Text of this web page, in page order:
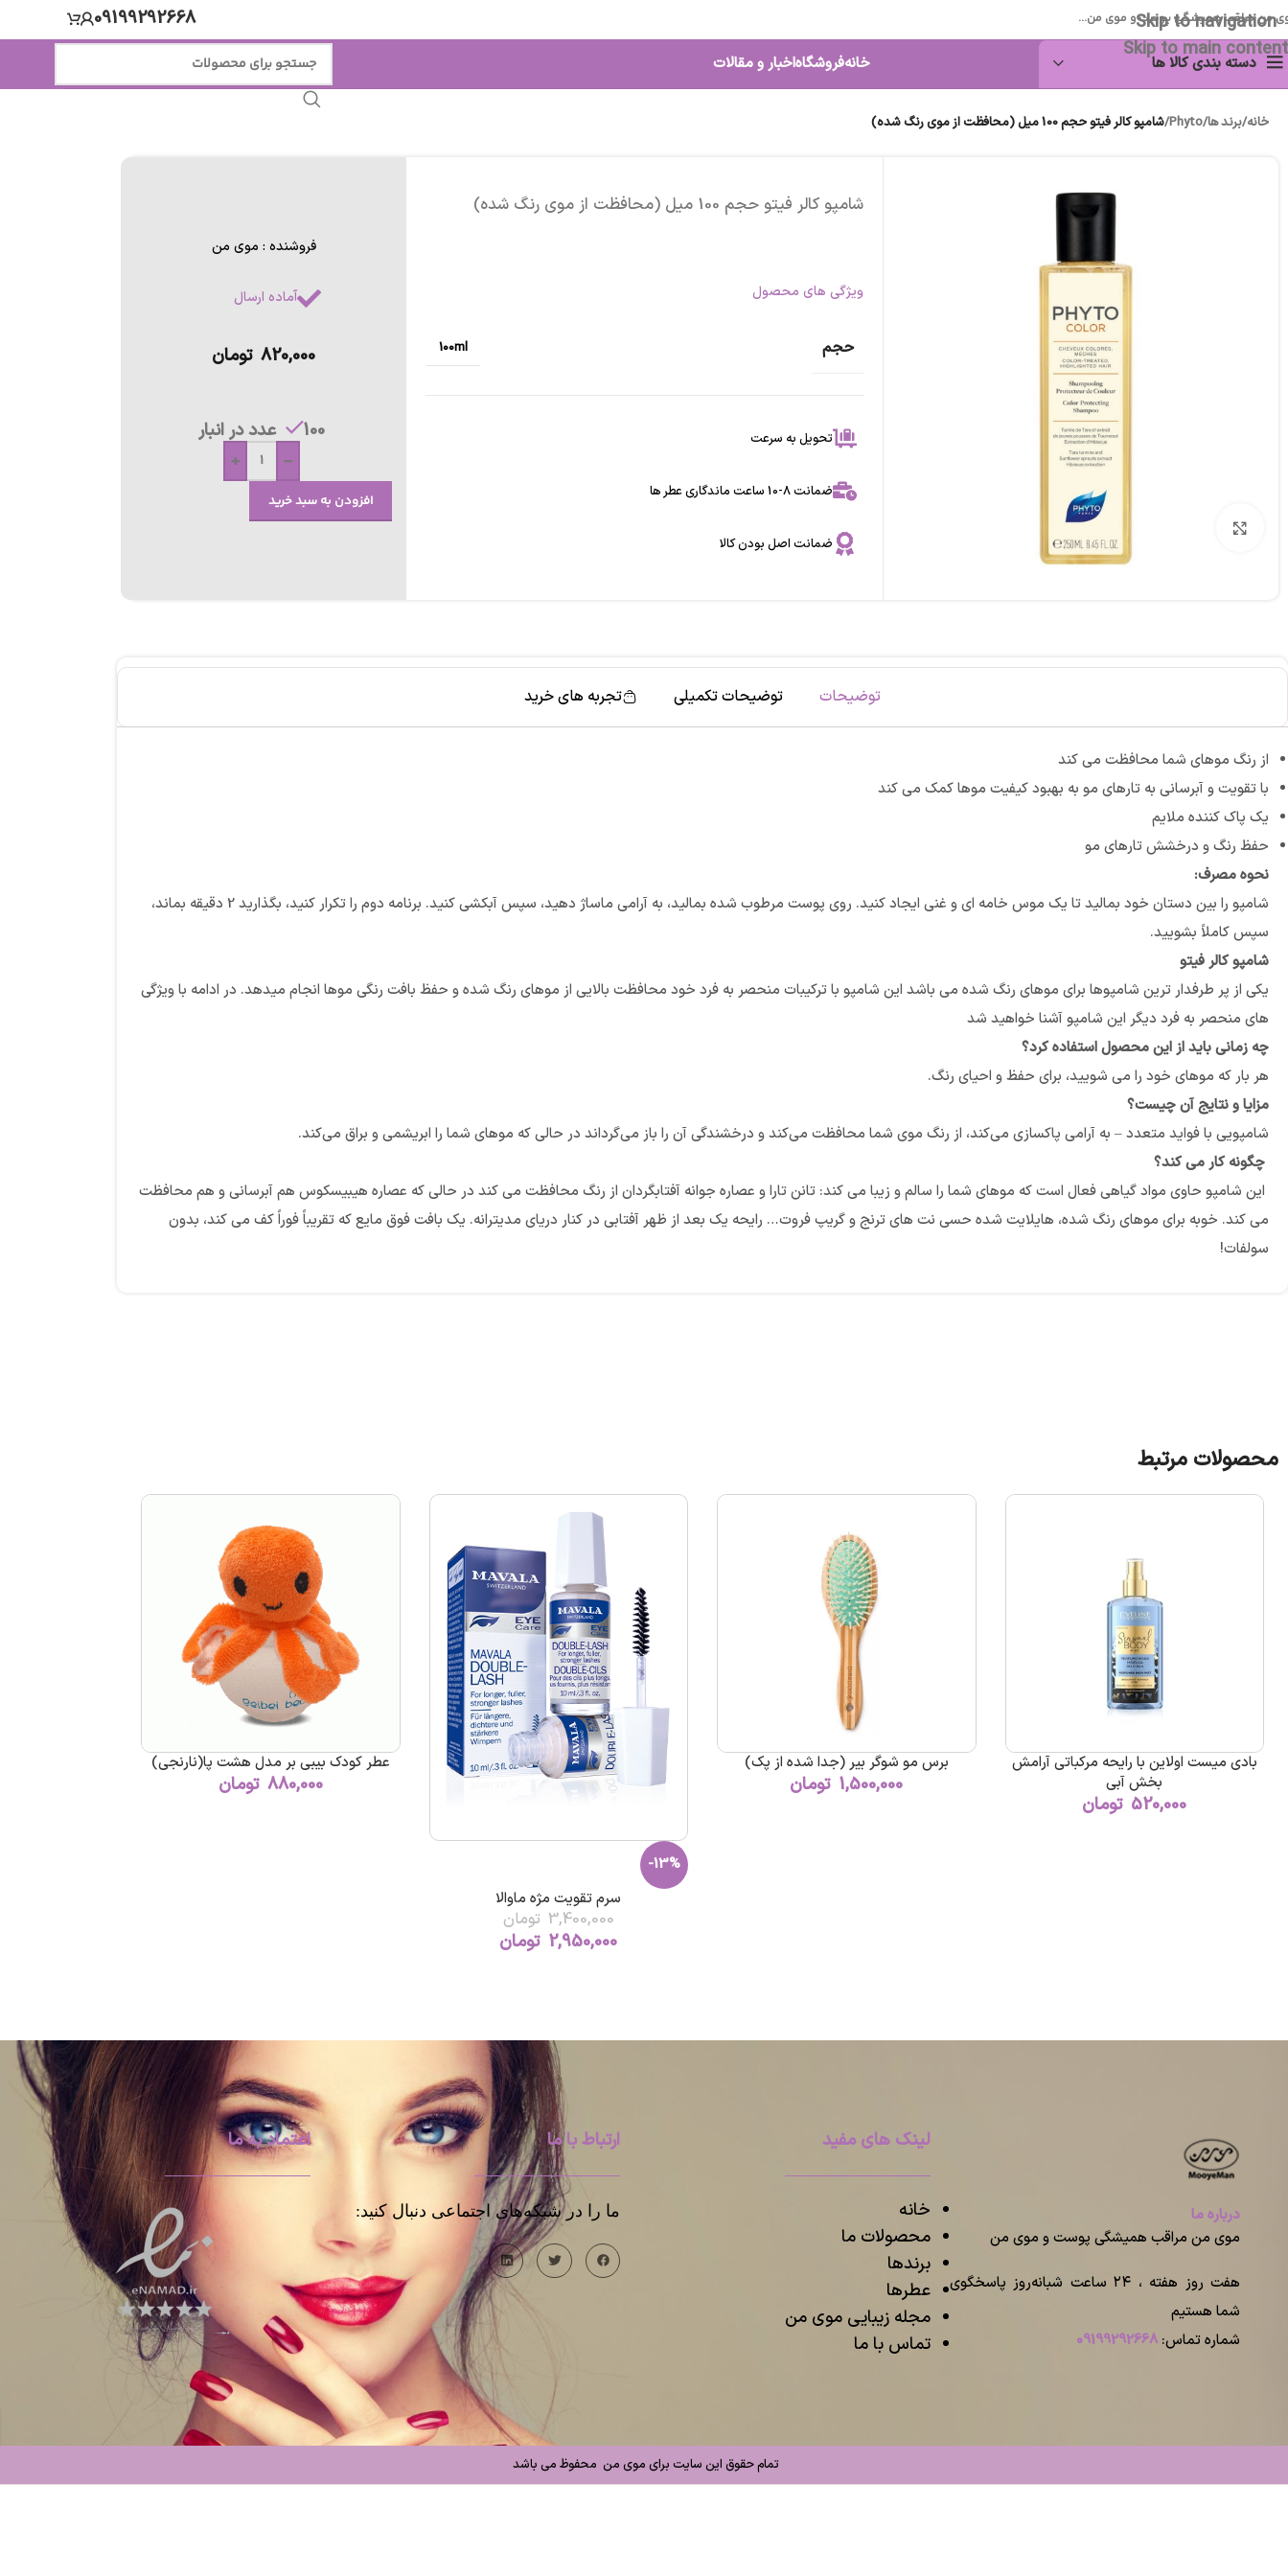
Skip to navigation
Skip to main content
من مراقب همیشگی پوست و موی من... 09199292668
دسته بندی کالا ها خانهفروشگاهاخبار و مقالات
خانه/برند ها/
Phyto
/شامپو کالر فیتو حجم 100 میل (محافظت از موی رنگ شده)
برای بزرگنمایی کلیک کنید
شامپو کالر فیتو حجم 100 میل (محافظت از موی رنگ شده)
ویژگی های محصول
حجم 100ml
تحویل به سرعت
ضمانت 8-10 ساعت ماندگاری عطر ها
ضمانت اصل بودن کالا
فروشنده : موی من
آماده ارسال
820,000 تومان
100 عدد در انبار
-
+
افزودن به سبد خرید
توضیحات توضیحات تکمیلی تجربه های خرید
از رنگ موهای شما محافظت می کند
با تقویت و آبرسانی به تارهای مو به بهبود کیفیت موها کمک می کند
یک پاک کننده ملایم
حفظ رنگ و درخشش تارهای مو
نحوه مصرف:
شامپو را بین دستان خود بمالید تا یک موس خامه ای و غنی ایجاد کنید. روی پوست مرطوب شده بمالید، به آرامی ماساژ دهید، سپس آبکشی کنید. برنامه دوم را تکرار کنید، بگذارید 2 دقیقه بماند،
سپس کاملاً بشویید.
شامپو کالر فیتو
یکی از پر طرفدار ترین شامپوها برای موهای رنگ شده می باشد این شامپو با ترکیبات منحصر به فرد خود محافظت بالایی از موهای رنگ شده و حفظ بافت رنگی موها انجام میدهد. در ادامه با ویژگی
های منحصر به فرد دیگر این شامپو آشنا خواهید شد
چه زمانی باید از این محصول استفاده کرد؟
هر بار که موهای خود را می شویید، برای حفظ و احیای رنگ.
مزایا و نتایج آن چیست؟‌
شامپویی با فواید متعدد – به آرامی پاکسازی می‌کند، از رنگ موی شما محافظت می‌کند و درخشندگی آن را باز می‌گرداند در حالی که موهای شما را ابریشمی و براق می‌کند.
چگونه کار می کند؟
این شامپو حاوی مواد گیاهی فعال است که موهای شما را سالم و زیبا می کند: تانن تارا و عصاره جوانه آفتابگردان از رنگ محافظت می کند در حالی که عصاره هیبیسکوس هم آبرسانی و هم محافظت
می کند. خوبه برای موهای رنگ شده، هایلایت شده حسی نت های ترنج و گریپ فروت… رایحه یک بعد از ظهر آفتابی در کنار دریای مدیترانه. یک بافت فوق مایع که تقریباً فوراً کف می کند، بدون
سولفات!
محصولات مرتبط
بادی میست اولاین با رایحه مرکباتی آرامش
بخش آبی
520,000 تومان
برس مو شوگر بیر (جدا شده از پک)
1,500,000 تومان
-13%
سرم تقویت مژه ماوالا
3,400,000 تومان
2,950,000 تومان
عطر کودک بیبی بر مدل هشت پا(نارنجی)
880,000 تومان
درباره ما
موی من مراقب همیشگی پوست و موی من
هفت روز هفته ، ۲۴ ساعت شبانه‌روز پاسخگوی
شما هستیم
شماره تماس: 09199292668
لینک های مفید
خانه
محصولات ما
برندها
عطرها
مجله زیبایی موی من
تماس با ما
ارتباط با ما
ما را در شبکه‌های اجتماعی دنبال کنید:
اعتماد به ما
تمام حقوق این سایت برای موی من محفوظ می باشد